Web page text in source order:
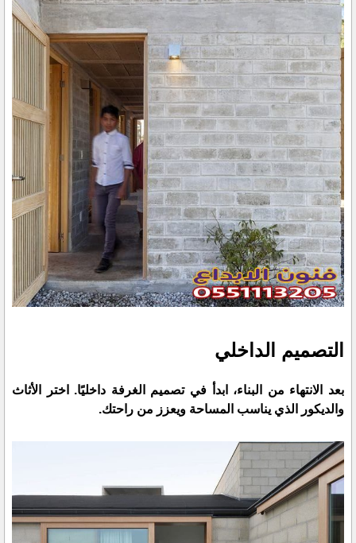
التصميم الداخلي
بعد الانتهاء من البناء، ابدأ في تصميم الغرفة داخليًا. اختر الأثاث
والديكور الذي يناسب المساحة ويعزز من راحتك.